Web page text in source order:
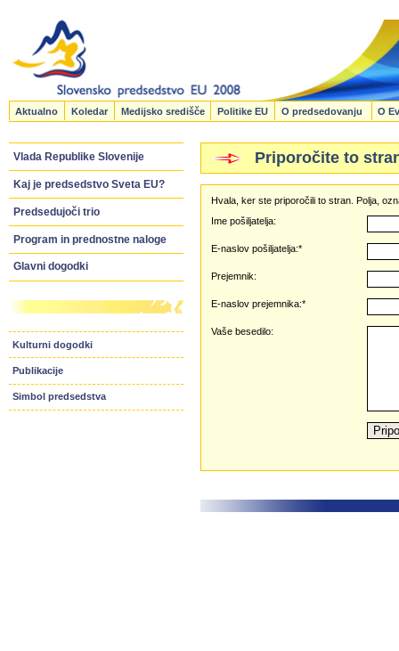
Aktualno Koledar Medijsko središče Politike EU O predsedovanju O
Vlada Republike Slovenije
Kaj je predsedstvo Sveta EU?
Predsedujoči trio
Program in prednostne naloge
Glavni dogodki
Kulturni dogodki
Publikacije
Simbol predsedstva
Priporočite to
Hvala, ker ste priporočili to stran. Polja,
Ime pošiljatelja:
E-naslov pošiljatelja:*
Prejemnik:
E-naslov prejemnika:*
Vaše besedilo: